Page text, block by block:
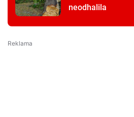
neodhalila